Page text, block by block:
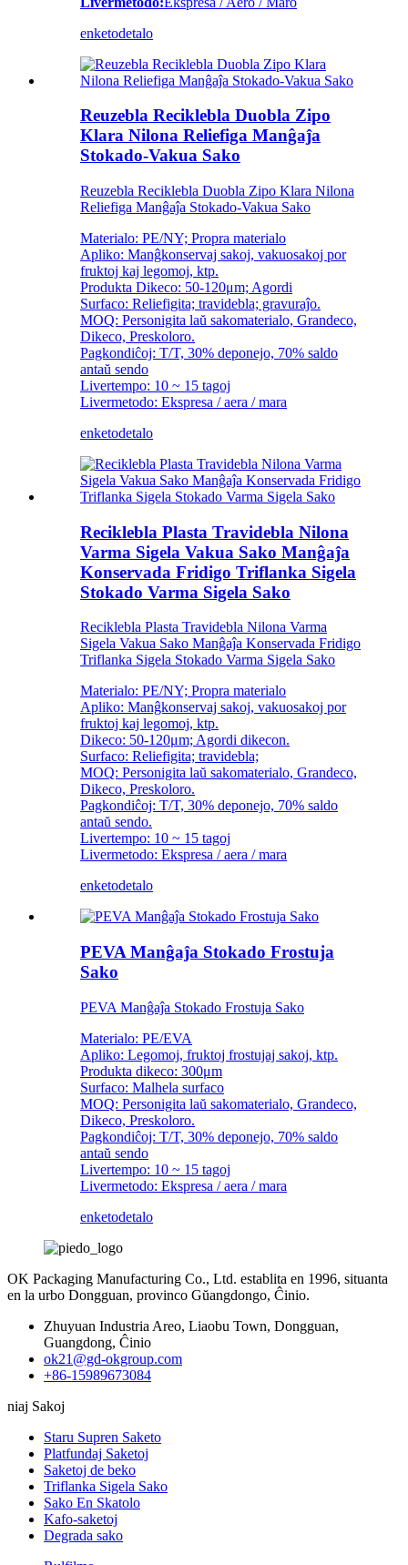
enketodetalo
Reuzebla Reciklebla Duobla Zipo
Klara Nilona Reliefiga Manĝaĵa
Stokado-Vakua Sako
Reuzebla Reciklebla Duobla Zipo Klara Nilona
Reliefiga Manĝaĵa Stokado-Vakua Sako
Materialo: PE/NY; Propra materialo
Apliko: Manĝkonservaj sakoj, vakuosakoj por
fruktoj kaj legomoj, ktp.
Produkta Dikeco: 50-120μm; Agordi
Surfaco: Reliefigita; travidebla; gravuraĵo.
MOQ: Personigita laŭ sakomaterialo, Grandeco,
Dikeco, Preskoloro.
Pagkondiĉoj: T/T, 30% deponejo, 70% saldo
antaŭ sendo
Livertempo: 10 ~ 15 tagoj
Livermetodo: Ekspresa / aera / mara
enketodetalo
Reciklebla Plasta Travidebla Nilona
Varma Sigela Vakua Sako Manĝaĵa
Konservada Fridigo Triflanka Sigela
Stokado Varma Sigela Sako
Reciklebla Plasta Travidebla Nilona Varma
Sigela Vakua Sako Manĝaĵa Konservada Fridigo
Triflanka Sigela Stokado Varma Sigela Sako
Materialo: PE/NY; Propra materialo
Apliko: Manĝkonservaj sakoj, vakuosakoj por
fruktoj kaj legomoj, ktp.
Dikeco: 50-120μm; Agordi dikecon.
Surfaco: Reliefigita; travidebla;
MOQ: Personigita laŭ sakomaterialo, Grandeco,
Dikeco, Preskoloro.
Pagkondiĉoj: T/T, 30% deponejo, 70% saldo
antaŭ sendo.
Livertempo: 10 ~ 15 tagoj
Livermetodo: Ekspresa / aera / mara
enketodetalo
PEVA Manĝaĵa Stokado Frostuja
Sako
PEVA Manĝaĵa Stokado Frostuja Sako
Materialo: PE/EVA
Apliko: Legomoj, fruktoj frostujaj sakoj, ktp.
Produkta dikeco: 300μm
Surfaco: Malhela surfaco
MOQ: Personigita laŭ sakomaterialo, Grandeco,
Dikeco, Preskoloro.
Pagkondiĉoj: T/T, 30% deponejo, 70% saldo
antaŭ sendo
Livertempo: 10 ~ 15 tagoj
Livermetodo: Ekspresa / aera / mara
enketodetalo
OK Packaging Manufacturing Co., Ltd. establita en 1996, situanta
en la urbo Dongguan, provinco Gŭangdongo, Ĉinio.
Zhuyuan Industria Areo, Liaobu Town, Dongguan,
Guangdong, Ĉinio
ok21@gd-okgroup.com
+86-15989673084
niaj Sakoj
Staru Supren Saketo
Platfundaj Saketoj
Saketoj de beko
Triflanka Sigela Sako
Sako En Skatolo
Kafo-saketoj
Degrada sako